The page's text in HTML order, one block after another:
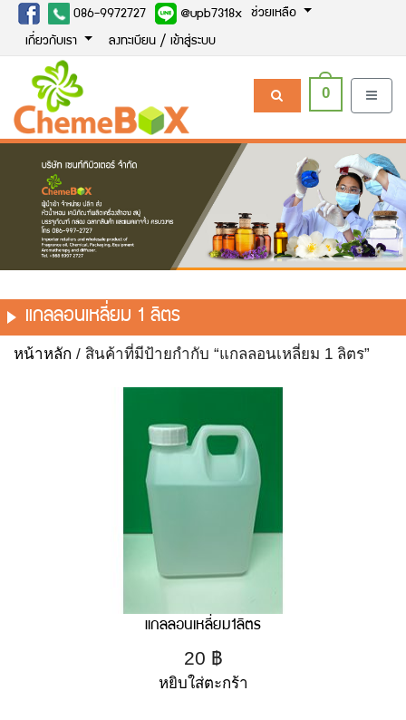
086-9972727 @upb7318x ช่วยเหลือ
เกี่ยวกับเรา ลงทะเบียน / เข้าสู่ระบบ
0
แกลลอนเหลี่ยม 1 ลิตร
หน้าหลัก / สินค้าที่มีป้ายกำกับ “แกลลอนเหลี่ยม 1 ลิตร”
แกลลอนเหลี่ยม1ลิตร
20 ฿
หยิบใส่ตะกร้า